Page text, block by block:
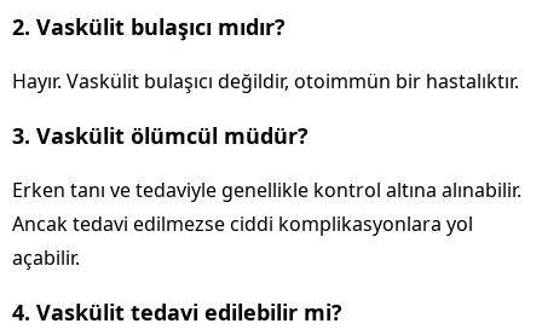
2. Vaskülit bulaşıcı mıdır?
Hayır. Vaskülit bulaşıcı değildir, otoimmün bir hastalıktır.
3. Vaskülit ölümcül müdür?
Erken tanı ve tedaviyle genellikle kontrol altına alınabilir.
Ancak tedavi edilmezse ciddi komplikasyonlara yol
açabilir.
4. Vaskülit tedavi edilebilir mi?